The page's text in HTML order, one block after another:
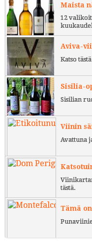
Maista
12
Aviva-
Katso
Sisilia-
Sisilian
Viinin
Avattuna
tästä.
Tämä